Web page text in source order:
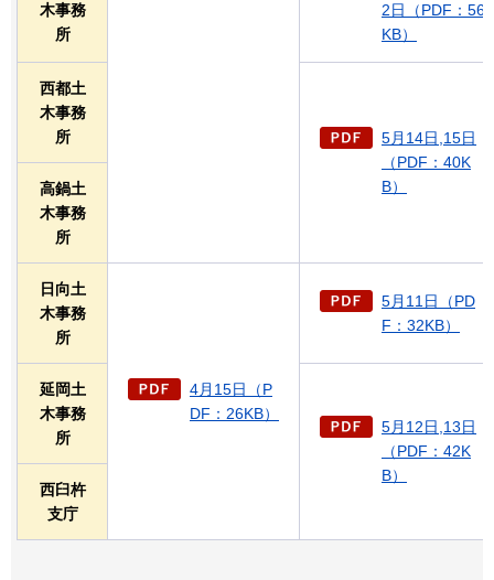
木事務
所
2日（PDF：56
KB）
西都土
木事務
所
5月14日,15日
（PDF：40K
B）
高鍋土
木事務
所
日向土
木事務
所
4月15日（P
DF：26KB）
5月11日（PD
F：32KB）
延岡土
木事務
所
5月12日,13日
（PDF：42K
B）
西臼杵
支庁